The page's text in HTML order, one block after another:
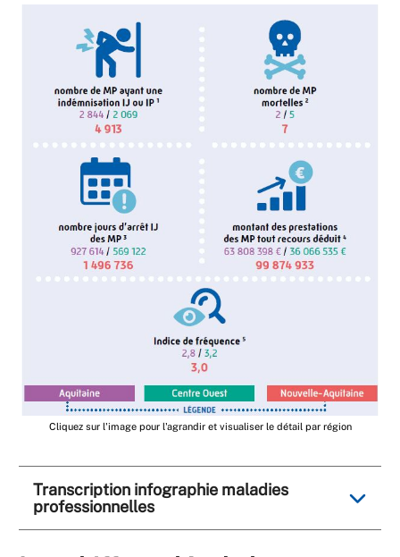
Cliquez sur l'image pour l'agrandir et visualiser le détail par région
Transcription infographie maladies
professionnelles